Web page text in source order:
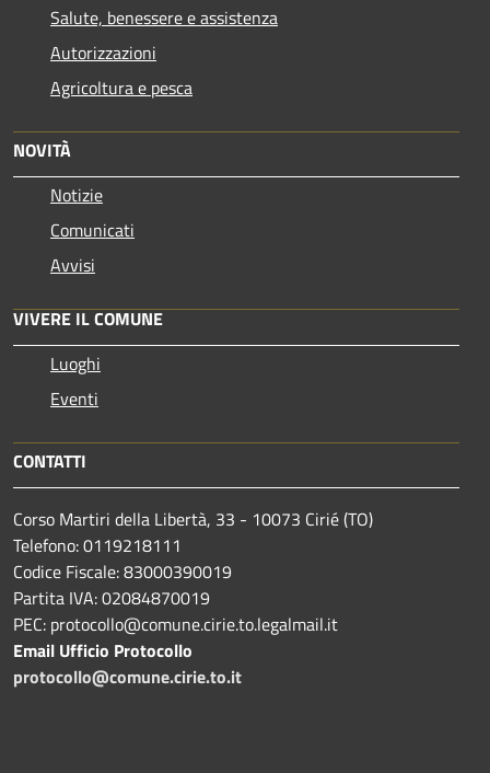
Salute, benessere e assistenza
Autorizzazioni
Agricoltura e pesca
NOVITÀ
Notizie
Comunicati
Avvisi
VIVERE IL COMUNE
Luoghi
Eventi
CONTATTI
Corso Martiri della Libertà, 33 - 10073 Cirié (TO)
Telefono: 0119218111
Codice Fiscale: 83000390019
Partita IVA: 02084870019
PEC: protocollo@comune.cirie.to.legalmail.it
Email Ufficio Protocollo
protocollo@comune.cirie.to.it